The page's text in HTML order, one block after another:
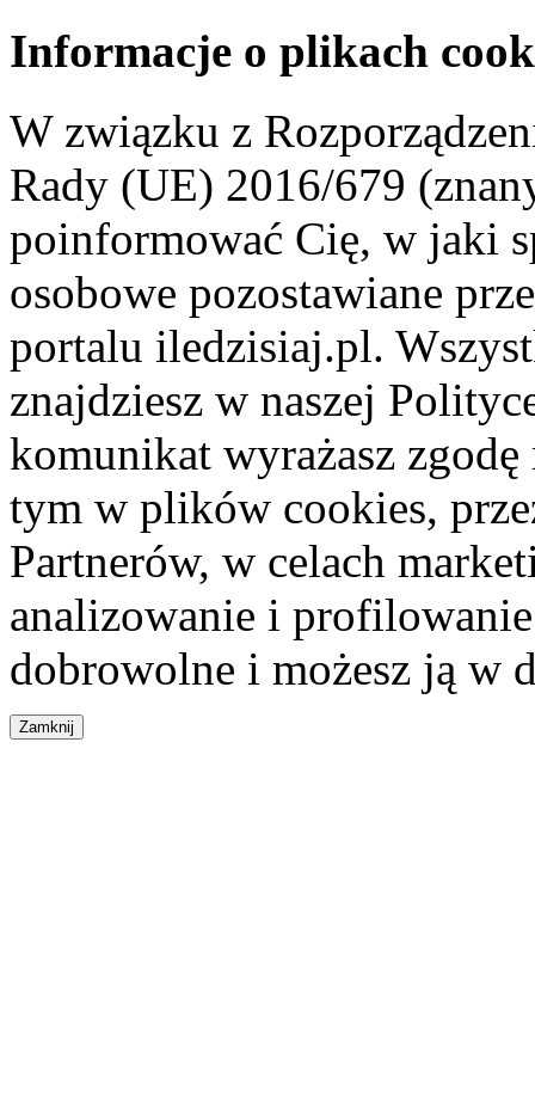
Informacje o plikach
W związku z
Rady (UE) 2016/679
poinformować Cię, w jaki
osobowe pozostawiane
portalu iledzisiaj.pl.
znajdziesz w naszej
komunikat wyrażasz
tym w plików cookies,
Partnerów, w celach
analizowanie i
dobrowolne i możesz ją w